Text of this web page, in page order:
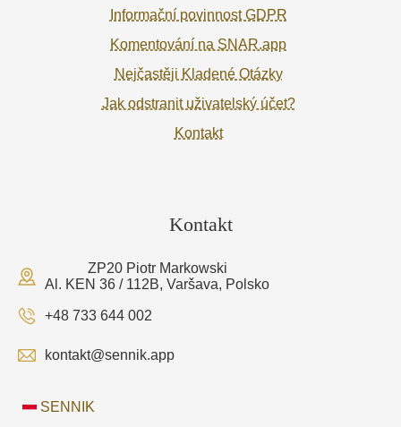
Informační povinnost GDPR
Komentování na SNAR.app
Nejčastěji Kladené Otázky
Jak odstranit uživatelský účet?
Kontakt
Kontakt
ZP20 Piotr Markowski
Al. KEN 36 / 112B, Varšava, Polsko
+48 733 644 002
kontakt@sennik.app
SENNIK